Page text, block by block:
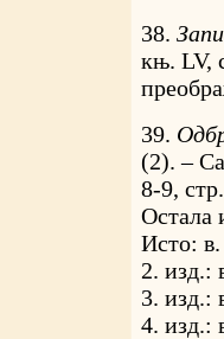
38.
књ. LV,
39.
(2). –
8-9,
Остала
Исто:
2. изд.:
3. изд.:
4. изд.: